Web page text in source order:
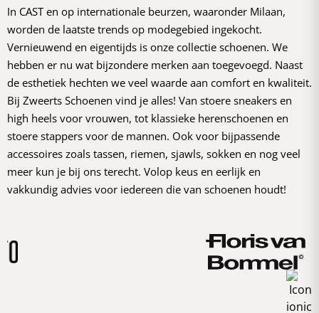
In CAST en op internationale beurzen, waaronder Milaan,
worden de laatste trends op modegebied ingekocht.
Vernieuwend en eigentijds is onze collectie schoenen. We
hebben er nu wat bijzondere merken aan toegevoegd. Naast
de esthetiek hechten we veel waarde aan comfort en kwaliteit.
Bij Zweerts Schoenen vind je alles! Van stoere sneakers en
high heels voor vrouwen, tot klassieke herenschoenen en
stoere stappers voor de mannen. Ook voor bijpassende
accessoires zoals tassen, riemen, sjawls, sokken en nog veel
meer kun je bij ons terecht. Volop keus en eerlijk en
vakkundig advies voor iedereen die van schoenen houdt!